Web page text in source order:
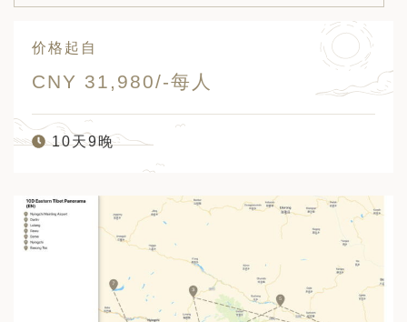
价格起自
CNY 31,980/-每人
10天9晚